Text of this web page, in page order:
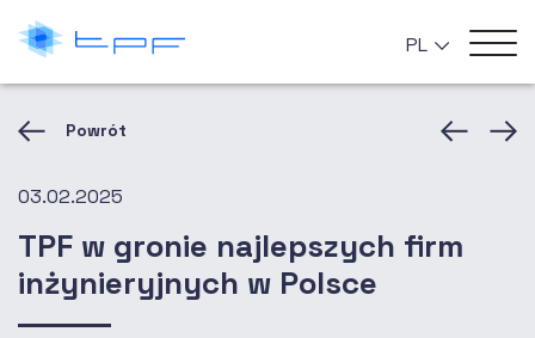
Powrót
03.02.2025
TPF w gronie najlepszych firm
inżynieryjnych w Polsce
PL